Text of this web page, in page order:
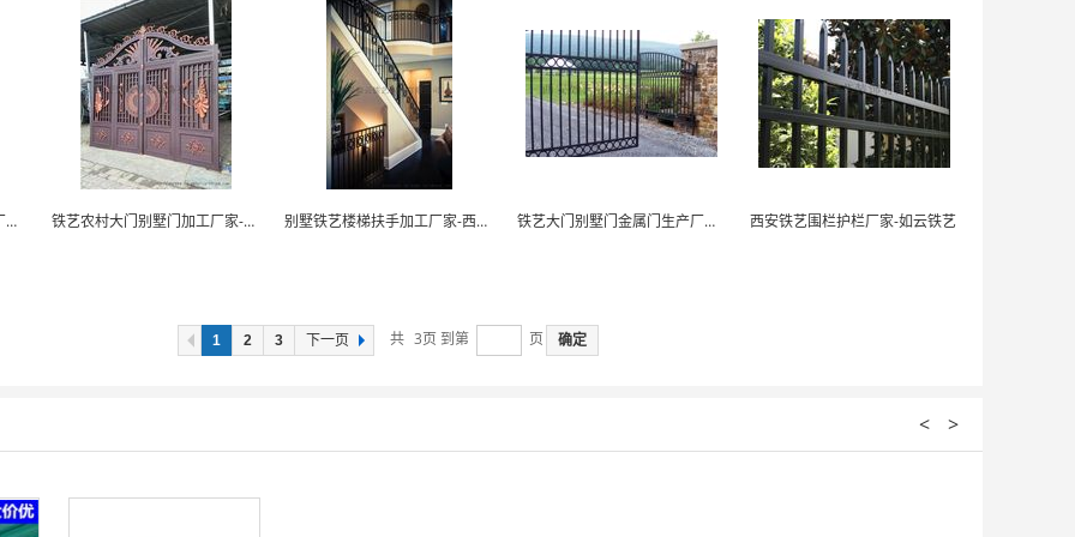
铁艺别墅楼梯栏杆扶手加工厂家-西安如云铁艺 铁艺农村大门别墅门加工厂家-西安如云铁艺 别墅铁艺楼梯扶手加工厂家-西安如云铁艺 铁艺大门别墅门金属门生产厂家-如云铁艺 西安铁艺围栏护栏厂家-如云铁艺
1 2 3 下一页 共 3页 到第 页 确定
< >